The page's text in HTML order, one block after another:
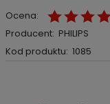
Ocena:
Producent: PHILIPS
Kod produktu: 1085